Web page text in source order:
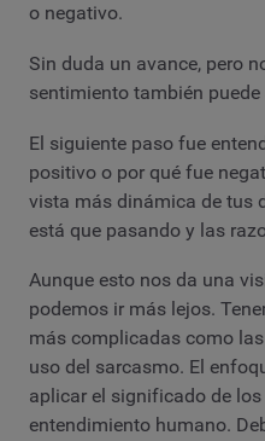
o negativo.
Sin duda un avance, pero
sentimiento también
El siguiente paso fue
positivo o por qué fue
vista más dinámica de tus
está que pasando y las
Aunque esto nos da una
podemos ir más lejos.
más complicadas como
uso del sarcasmo. El
aplicar el significado de los
entendimiento humano.